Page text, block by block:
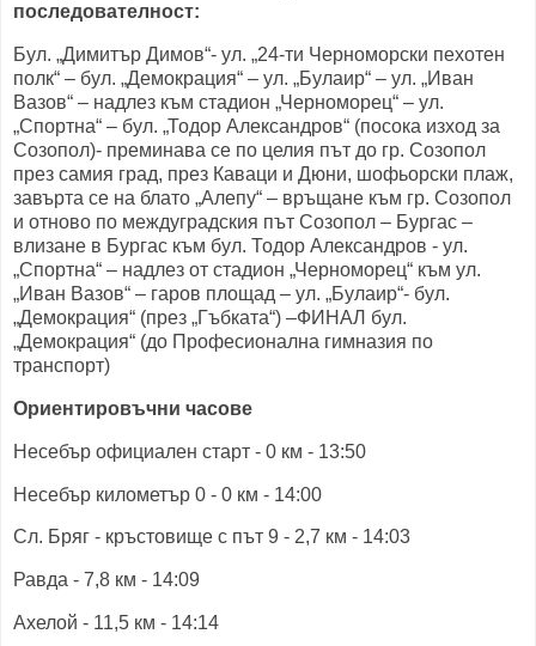
последователност:
Бул. „Димитър Димов“- ул. „24-ти Черноморски пехотен
полк“ – бул. „Демокрация“ – ул. „Булаир“ – ул. „Иван
Вазов“ – надлез към стадион „Черноморец“ – ул.
„Спортна“ – бул. „Тодор Александров“ (посока изход за
Созопол)- преминава се по целия път до гр. Созопол
през самия град, през Каваци и Дюни, шофьорски плаж,
завърта се на блато „Алепу“ – връщане към гр. Созопол
и отново по междуградския път Созопол – Бургас –
влизане в Бургас към бул. Тодор Александров - ул.
„Спортна“ – надлез от стадион „Черноморец“ към ул.
„Иван Вазов“ – гаров площад – ул. „Булаир“- бул.
„Демокрация“ (през „Гъбката“) –ФИНАЛ бул.
„Демокрация“ (до Професионална гимназия по
транспорт)
Ориентировъчни часове
Несебър официален старт - 0 км - 13:50
Несебър километър 0 - 0 км - 14:00
Сл. Бряг - кръстовище с път 9 - 2,7 км - 14:03
Равда - 7,8 км - 14:09
Ахелой - 11,5 км - 14:14